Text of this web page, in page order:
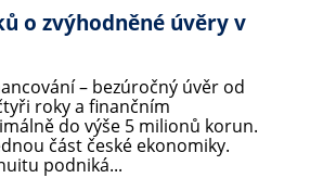
o zvýhodněné úvěry v
– bezúročný úvěr od
roky a finančním
do výše 5 milionů korun.
část české ekonomiky.
podniká...